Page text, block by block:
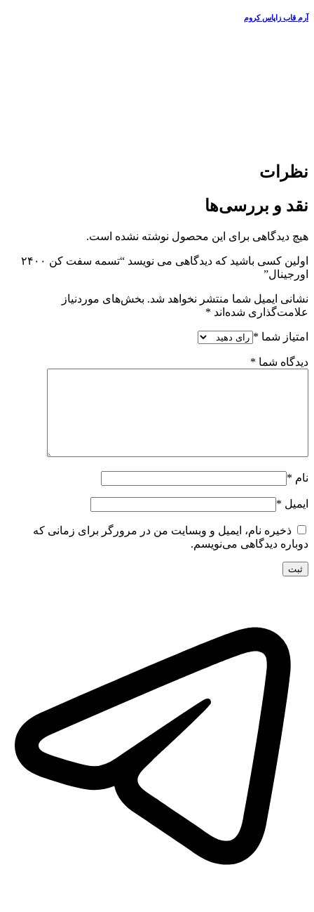
آرم قاب زاپاس کروم
نظرات
نقد و بررسی‌ها
هیچ دیدگاهی برای این محصول نوشته نشده است.
اولین کسی باشید که دیدگاهی می نویسد “تسمه سفت کن ۲۴۰۰
اورجینال”
نشانی ایمیل شما منتشر نخواهد شد. بخش‌های موردنیاز
علامت‌گذاری شده‌اند *
امتیاز شما *
دیدگاه شما *
نام *
ایمیل *
ذخیره نام، ایمیل و وبسایت من در مرورگر برای زمانی که
دوباره دیدگاهی می‌نویسم.